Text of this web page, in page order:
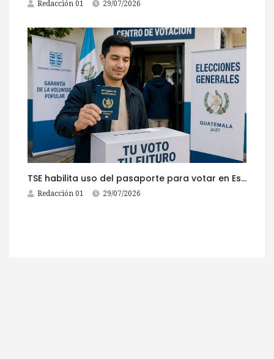
Redacción 01 29/07/2026
TSE habilita uso del pasaporte para votar en Estados Unidos
Redacción 01 29/07/2026